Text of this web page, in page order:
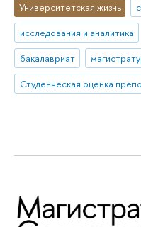
Университетская жизнь
исследования и аналитика
бакалавриат
Студенческая оценка